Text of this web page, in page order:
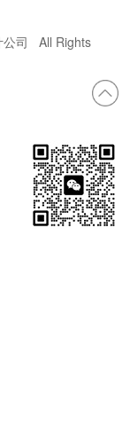
公司 All Rights